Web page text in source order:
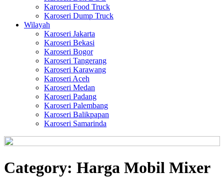
Karoseri Food Truck
Karoseri Dump Truck
Wilayah
Karoseri Jakarta
Karoseri Bekasi
Karoseri Bogor
Karoseri Tangerang
Karoseri Karawang
Karoseri Aceh
Karoseri Medan
Karoseri Padang
Karoseri Palembang
Karoseri Balikpapan
Karoseri Samarinda
Category: Harga Mobil Mixer